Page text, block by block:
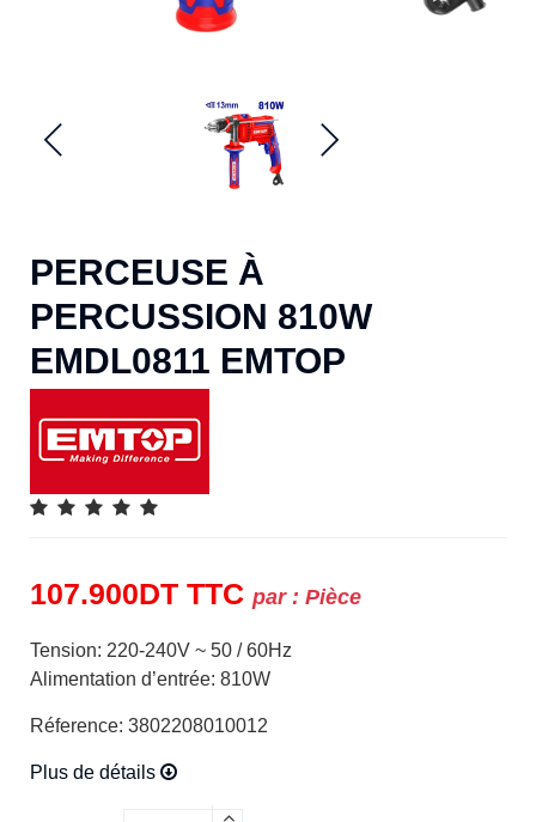
PERCEUSE À
PERCUSSION 810W
EMDL0811 EMTOP
107.900DT TTC par : Pièce
Tension: 220-240V ~ 50 / 60Hz
Alimentation d’entrée: 810W
Réference: 3802208010012
Plus de détails